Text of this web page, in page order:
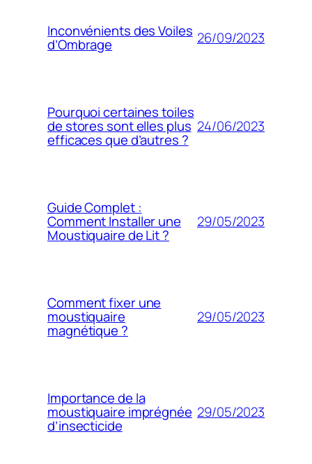
Inconvénients des Voiles
d’Ombrage 26/09/2023
Pourquoi certaines toiles
de stores sont elles plus
efficaces que d’autres ?
24/06/2023
Guide Complet :
Comment Installer une
Moustiquaire de Lit ?
29/05/2023
Comment fixer une
moustiquaire
magnétique ?
29/05/2023
Importance de la
moustiquaire imprégnée
d’insecticide
29/05/2023